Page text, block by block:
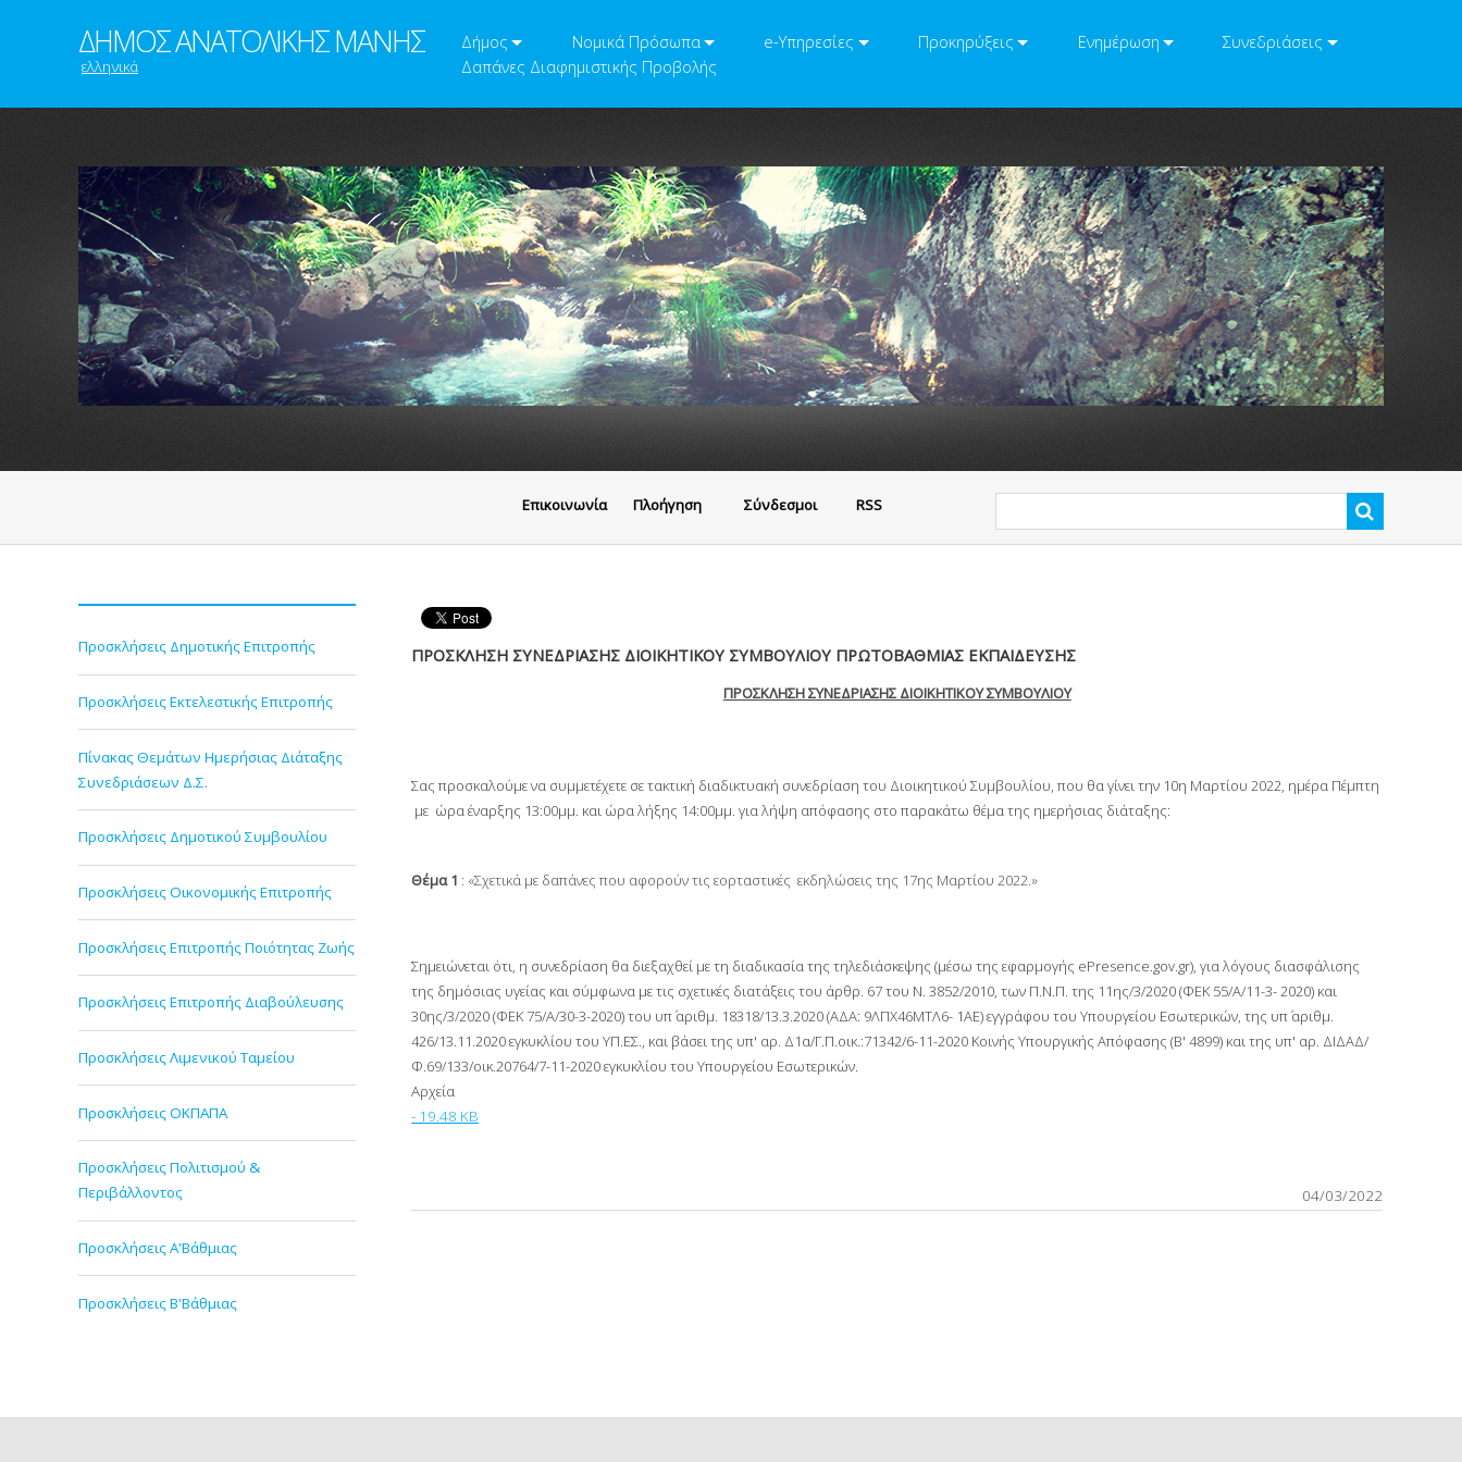
ΔΗΜΟΣ ΑΝΑΤΟΛΙΚΗΣ ΜΑΝΗΣ
ελληνικά
Δήμος Νομικά Πρόσωπα e-Υπηρεσίες Προκηρύξεις Ενημέρωση
Συνεδριάσεις
Δαπάνες Διαφημιστικής Προβολής
Eπικοινωνία Πλοήγηση Σύνδεσμοι RSS
Προσκλήσεις Δημοτικής Επιτροπής
Προσκλήσεις Εκτελεστικής Επιτροπής
Πίνακας Θεμάτων Ημερήσιας Διάταξης
Συνεδριάσεων Δ.Σ.
Προσκλήσεις Δημοτικού Συμβουλίου
Προσκλήσεις Οικονομικής Επιτροπής
Προσκλήσεις Επιτροπής Ποιότητας Ζωής
Προσκλήσεις Επιτροπής Διαβούλευσης
Προσκλήσεις Λιμενικού Ταμείου
Προσκλήσεις ΟΚΠΑΠΑ
Προσκλήσεις Πολιτισμού &
Περιβάλλοντος
Προσκλήσεις Α'Βάθμιας
Προσκλήσεις Β'Βάθμιας
ΠΡΟΣΚΛΗΣΗ ΣΥΝΕΔΡΙΑΣΗΣ ΔΙΟΙΚΗΤΙΚΟΥ ΣΥΜΒΟΥΛΙΟΥ ΠΡΩΤΟΒΑΘΜΙΑΣ ΕΚΠΑΙΔΕΥΣΗΣ
ΠΡΟΣΚΛΗΣΗ ΣΥΝΕΔΡΙΑΣΗΣ ΔΙΟΙΚΗΤΙΚΟΥ ΣΥΜΒΟΥΛΙΟΥ
Σας προσκαλούμε να συμμετέχετε σε τακτική διαδικτυακή συνεδρίαση του Διοικητικού Συμβουλίου, που θα γίνει την 10η Μαρτίου 2022, ημέρα Πέμπτη
με ώρα έναρξης 13:00μμ. και ώρα λήξης 14:00μμ. για λήψη απόφασης στο παρακάτω θέμα της ημερήσιας διάταξης:
Θέμα 1 : «Σχετικά με δαπάνες που αφορούν τις εορταστικές εκδηλώσεις της 17ης Μαρτίου 2022.»
Σημειώνεται ότι, η συνεδρίαση θα διεξαχθεί με τη διαδικασία της τηλεδιάσκεψης (μέσω της εφαρμογής ePresence.gov.gr), για λόγους διασφάλισης
της δημόσιας υγείας και σύμφωνα με τις σχετικές διατάξεις του άρθρ. 67 του Ν. 3852/2010, των Π.Ν.Π. της 11ης/3/2020 (ΦΕΚ 55/Α/11-3- 2020) και
30ης/3/2020 (ΦΕΚ 75/Α/30-3-2020) του υπ΄ αριθμ. 18318/13.3.2020 (ΑΔΑ: 9ΛΠΧ46ΜΤΛ6- 1ΑΕ) εγγράφου του Υπουργείου Εσωτερικών, της υπ΄ αριθμ.
426/13.11.2020 εγκυκλίου του ΥΠ.ΕΣ., και βάσει της υπ' αρ. Δ1α/Γ.Π.οικ.:71342/6-11-2020 Κοινής Υπουργικής Απόφασης (Β' 4899) και της υπ' αρ. ΔΙΔΑΔ/
Φ.69/133/οικ.20764/7-11-2020 εγκυκλίου του Υπουργείου Εσωτερικών.
Αρχεία
- 19.48 KB
04/03/2022